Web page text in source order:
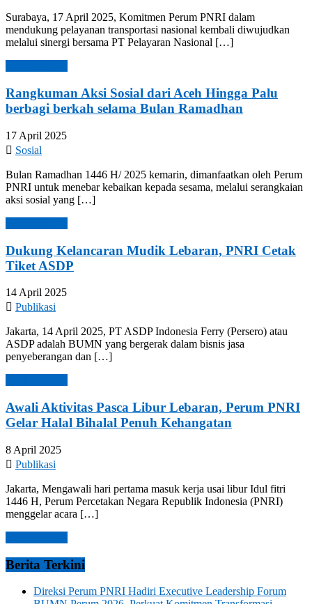
Surabaya, 17 April 2025, Komitmen Perum PNRI dalam
mendukung pelayanan transportasi nasional kembali diwujudkan
melalui sinergi bersama PT Pelayaran Nasional […]
Rangkuman Aksi Sosial dari Aceh Hingga Palu
berbagi berkah selama Bulan Ramadhan
17 April 2025
Sosial
Bulan Ramadhan 1446 H/ 2025 kemarin, dimanfaatkan oleh Perum
PNRI untuk menebar kebaikan kepada sesama, melalui serangkaian
aksi sosial yang […]
Dukung Kelancaran Mudik Lebaran, PNRI Cetak
Tiket ASDP
14 April 2025
Publikasi
Jakarta, 14 April 2025, PT ASDP Indonesia Ferry (Persero) atau
ASDP adalah BUMN yang bergerak dalam bisnis jasa
penyeberangan dan […]
Awali Aktivitas Pasca Libur Lebaran, Perum PNRI
Gelar Halal Bihalal Penuh Kehangatan
8 April 2025
Publikasi
Jakarta, Mengawali hari pertama masuk kerja usai libur Idul fitri
1446 H, Perum Percetakan Negara Republik Indonesia (PNRI)
menggelar acara […]
Berita Terkini
Direksi Perum PNRI Hadiri Executive Leadership Forum